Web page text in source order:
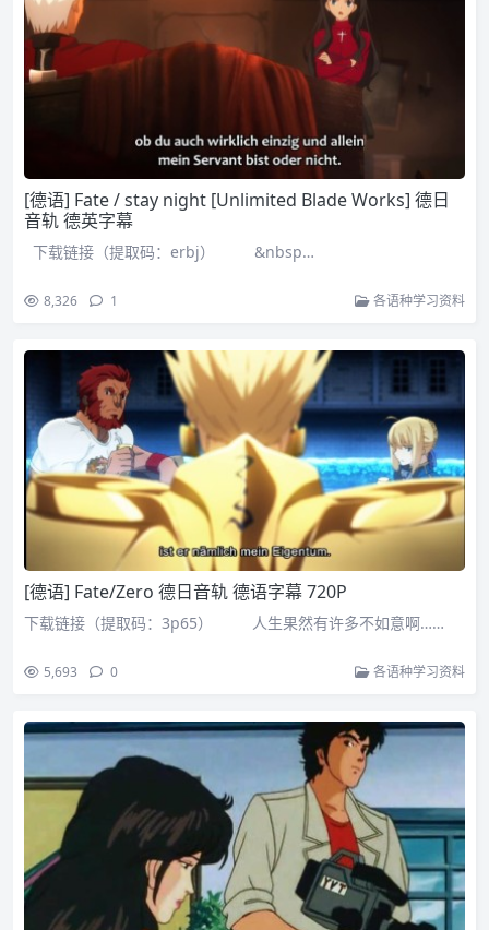
[德语] Fate / stay night [Unlimited Blade Works] 德日
音轨 德英字幕
下载链接（提取码：erbj） &nbsp…
8,326 1 各语种学习资料
[德语] Fate/Zero 德日音轨 德语字幕 720P
下载链接（提取码：3p65） 人生果然有许多不如意啊……
5,693 0 各语种学习资料